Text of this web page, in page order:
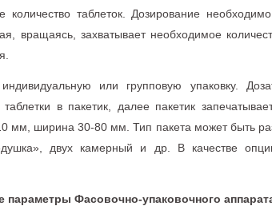
таблеток. Дозирование
вращаясь, захватывает необходимое
или групповую упаковку.
в пакетик, далее пакетик
мм, ширина 30-80 мм. Тип пакета может быть
двух камерный и др. В качестве
параметры Фасовочно-упаковочного